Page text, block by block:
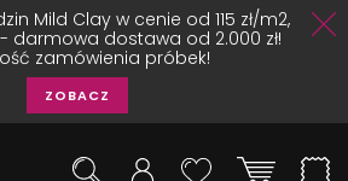
Mild Clay w cenie od 115 zł/m2,
- darmowa dostawa od 2.000 zł!
zamówienia próbek!
ZOBACZ